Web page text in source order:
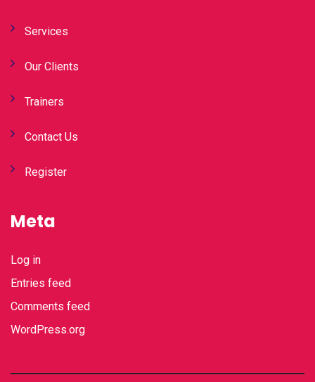
Services
Our Clients
Trainers
Contact Us
Register
Meta
Log in
Entries feed
Comments feed
WordPress.org